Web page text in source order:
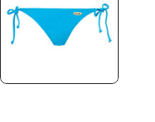
e
g
i